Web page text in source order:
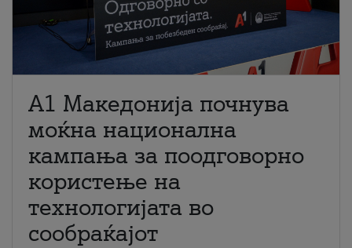
A1 Македонија почнува
моќна национална
кампања за поодговорно
користење на
технологијата во
сообраќајот